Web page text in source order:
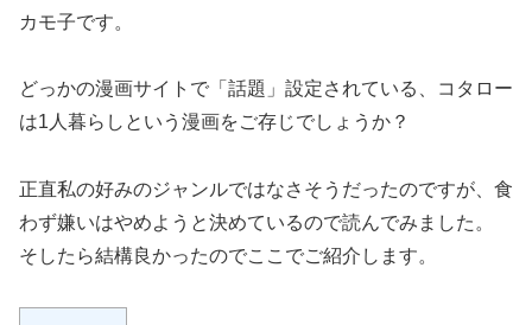
カモ子です。
どっかの漫画サイトで「話題」設定されている、コタロー
は1人暮らしという漫画をご存じでしょうか？
正直私の好みのジャンルではなさそうだったのですが、食
わず嫌いはやめようと決めているので読んでみました。
そしたら結構良かったのでここでご紹介します。